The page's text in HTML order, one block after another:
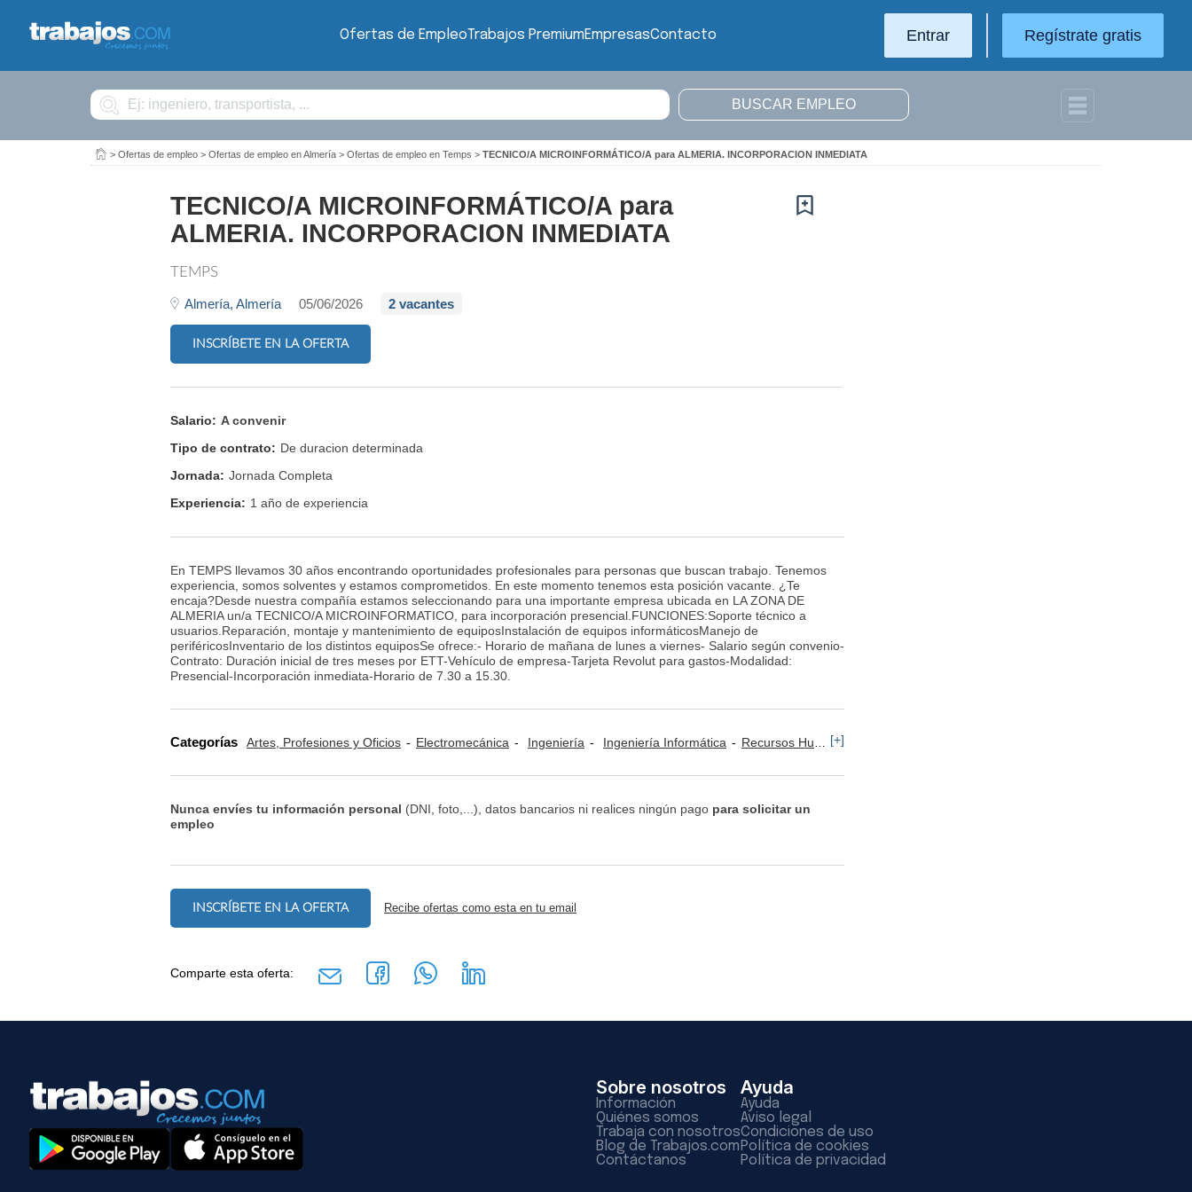
Ofertas de EmpleoTrabajos PremiumEmpresasContacto Entrar Regístrate gratis
Buscar
> Ofertas de empleo > Ofertas de empleo en Almería > Ofertas de empleo en Temps > TECNICO/A MICROINFORMÁTICO/A para ALMERIA. INCORPORACION INMEDIATA
TECNICO/A MICROINFORMÁTICO/A para
ALMERIA. INCORPORACION INMEDIATA
TEMPS
Almería, Almería 05/06/2026 2 vacantes
INSCRÍBETE EN LA OFERTA
Salario: A convenir
Tipo de contrato: De duracion determinada
Jornada: Jornada Completa
Experiencia: 1 año de experiencia
En TEMPS llevamos 30 años encontrando oportunidades profesionales para personas que buscan trabajo. Tenemos
experiencia, somos solventes y estamos comprometidos. En este momento tenemos esta posición vacante. ¿Te
encaja?Desde nuestra compañía estamos seleccionando para una importante empresa ubicada en LA ZONA DE
ALMERIA un/a TECNICO/A MICROINFORMATICO, para incorporación presencial.FUNCIONES:Soporte técnico a
usuarios.Reparación, montaje y mantenimiento de equiposInstalación de equipos informáticosManejo de
periféricosInventario de los distintos equiposSe ofrece:- Horario de mañana de lunes a viernes- Salario según convenio-
Contrato: Duración inicial de tres meses por ETT-Vehículo de empresa-Tarjeta Revolut para gastos-Modalidad:
Presencial-Incorporación inmediata-Horario de 7.30 a 15.30.
Categorías Artes, Profesiones y Oficios Electromecánica Ingeniería Ingeniería Informática Recursos Humanos: ETT [+]
Nunca envíes tu información personal (DNI, foto,...), datos bancarios ni realices ningún pago para solicitar un
empleo
INSCRÍBETE EN LA OFERTA Recibe ofertas como esta en tu email
Comparte esta oferta:
Sobre nosotros
Información
Quiénes somos
Trabaja con nosotros
Blog de Trabajos.com
Contáctanos
Ayuda
Ayuda
Aviso legal
Condiciones de uso
Política de cookies
Política de privacidad